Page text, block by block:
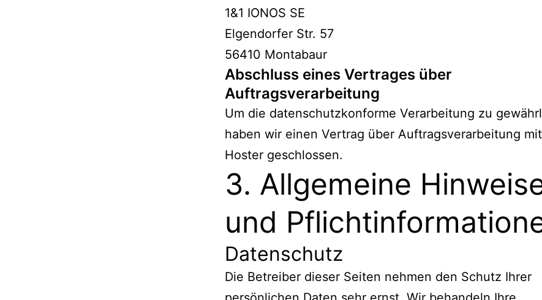
1&1 IONOS SE
Elgendorfer Str. 57
56410 Montabaur
Abschluss eines Vertrages über
Auftragsverarbeitung
Um die datenschutzkonforme Verarbeitung zu
haben wir einen Vertrag über Auftragsverarbeitung
Hoster geschlossen.
3. Allgemeine
und
Datenschutz
Die Betreiber dieser Seiten nehmen den Schutz Ihrer